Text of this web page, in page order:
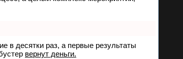
в десятки раз, а первые результаты
вернут деньги.